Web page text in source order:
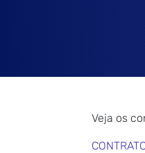
Veja os